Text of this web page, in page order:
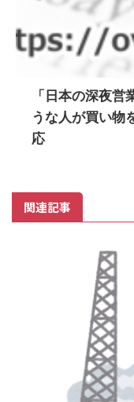
「日本の深夜
うな人が買い物
応
関連記事